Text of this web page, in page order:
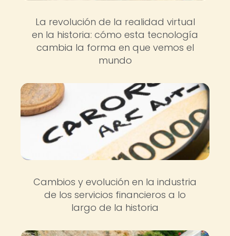
La revolución de la realidad virtual
en la historia: cómo esta tecnología
cambia la forma en que vemos el
mundo
Cambios y evolución en la industria
de los servicios financieros a lo
largo de la historia